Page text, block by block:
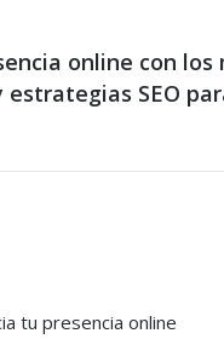
online con los
estrategias SEO
tu presencia online